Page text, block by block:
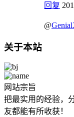
回复
@
关于本站
网站宗旨
把最实用的经验，
友都能有所收获！